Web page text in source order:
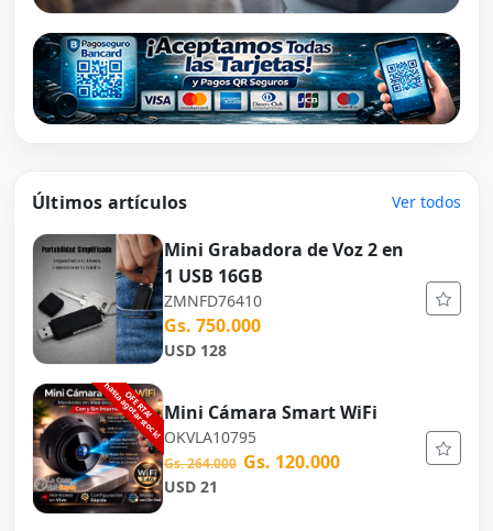
Últimos artículos Ver todos
Mini Grabadora de Voz 2 en
1 USB 16GB
ZMNFD76410
Gs. 750.000
USD 128
Mini Cámara Smart WiFi
OKVLA10795
Gs. 264.000 Gs. 120.000
USD 21